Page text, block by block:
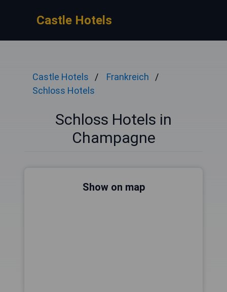
Castle Hotels
Castle Hotels
Frankreich
Schloss Hotels
Schloss Hotels in
Champagne
Show on map